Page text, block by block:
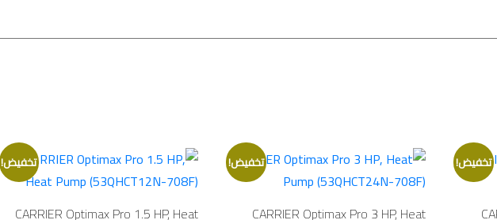
تخفيض! تخفيض!
CARRIER Optimax Pro 3 HP, Heat
تخفيض!
CARRIER Optimax Pro 1.5 HP, Heat